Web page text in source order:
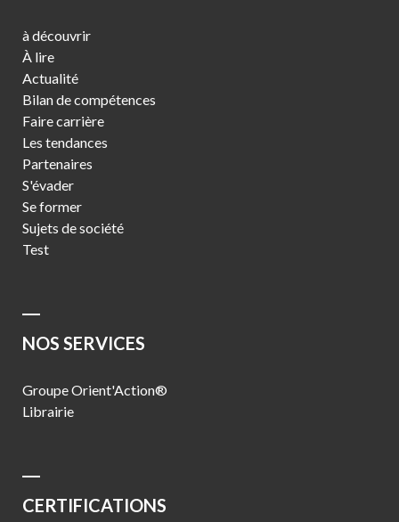
à découvrir
À lire
Actualité
Bilan de compétences
Faire carrière
Les tendances
Partenaires
S'évader
Se former
Sujets de société
Test
NOS SERVICES
Groupe Orient'Action®
Librairie
CERTIFICATIONS